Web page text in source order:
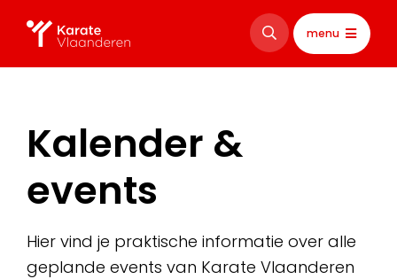
menu
Kalender &
events
Hier vind je praktische informatie over alle
geplande events van Karate Vlaanderen